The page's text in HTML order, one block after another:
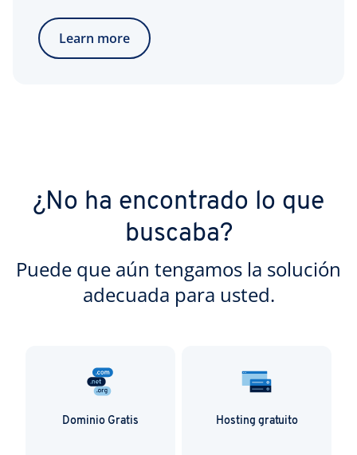
Learn more
¿No ha encontrado lo que
buscaba?
Puede que aún tengamos la solución
adecuada para usted.
Dominio Gratis Hosting gratuito